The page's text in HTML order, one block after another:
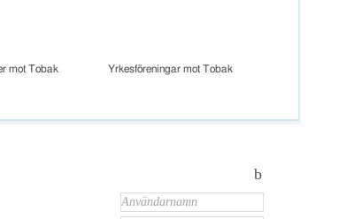
mot Tobak Yrkesföreningar mot Tobak
b